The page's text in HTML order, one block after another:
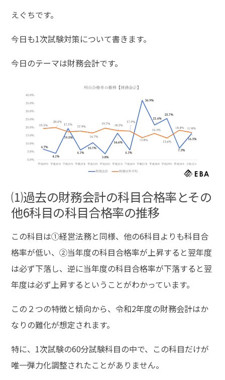
1
験
策
計）
へ
の
えぐちです。
今日も1次試験対策について書きます。
今日のテーマは財務会計です。
⑴過去の財務会計の科目合格率とその
他6科目の科目合格率の推移
この科目は①経営法務と同様、他の6科目よりも科目合
格率が低い、②当年度の科目合格率が上昇すると翌年度
は必ず下落し、逆に当年度の科目合格率が下落すると翌
年度は必ず上昇するということがわかっています。
この２つの特徴と傾向から、令和2年度の財務会計はか
なりの難化が想定されます。
特に、1次試験の60分試験科目の中で、この科目だけが
唯一弾力化調整されたことがありません。